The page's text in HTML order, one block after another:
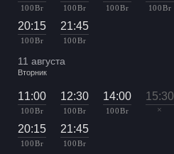
100 Br 100 Br 100 Br 100 Br
20:15
100 Br
21:45
100 Br
11 августа
Вторник
11:00
100 Br
12:30
100 Br
14:00
100 Br
15:30
×
20:15
100 Br
21:45
100 Br